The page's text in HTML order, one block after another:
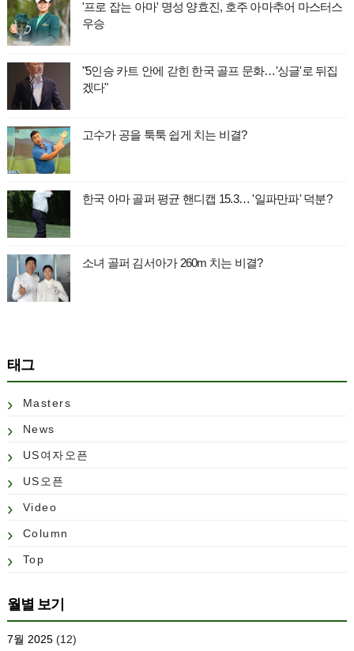
'프로 잡는 아마' 명성 양효진, 호주 아마추어 마스터스
우승
"5인승 카트 안에 갇힌 한국 골프 문화…'싱글'로 뒤집
겠다"
고수가 공을 툭툭 쉽게 치는 비결?
한국 아마 골퍼 평균 핸디캡 15.3… '일파만파' 덕분?
소녀 골퍼 김서아가 260m 치는 비결?
태그
Masters
News
US여자오픈
US오픈
Video
Column
Top
월별 보기
7월 2025(12)